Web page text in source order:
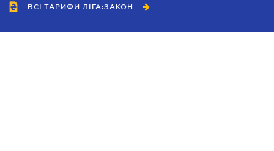
ВСІ ТАРИФИ ЛІГА:ЗАКОН